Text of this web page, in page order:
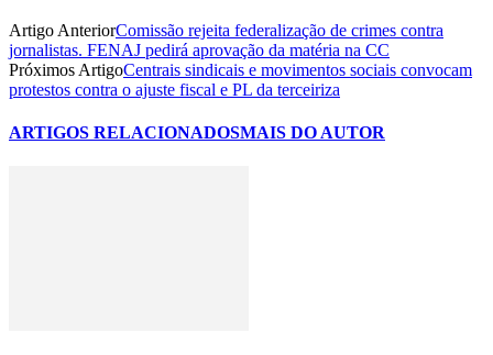
Artigo AnteriorComissão rejeita federalização de crimes contra
jornalistas. FENAJ pedirá aprovação da matéria na CC
Próximos ArtigoCentrais sindicais e movimentos sociais convocam
protestos contra o ajuste fiscal e PL da terceiriza
ARTIGOS RELACIONADOSMAIS DO AUTOR